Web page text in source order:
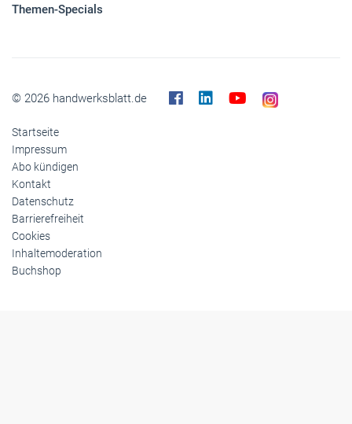
Themen-Specials
© 2026 handwerksblatt.de
Startseite
Impressum
Abo kündigen
Kontakt
Datenschutz
Barrierefreiheit
Cookies
Inhaltemoderation
Buchshop